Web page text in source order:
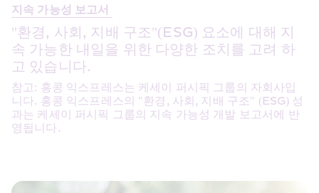
지속 가능성 보고서
"환경, 사회, 지배 구조"(ESG) 요소에 대해 지
속 가능한 내일을 위한 다양한 조치를 고려 하
고 있습니다.
참고: 홍콩 익스프레스는 케세이 퍼시픽 그룹의 자회사입
니다. 홍콩 익스프레스의 "환경, 사회, 지배 구조" (ESG) 성
과는 케세이 퍼시픽 그룹의 지속 가능성 개발 보고서에 반
영됩니다.